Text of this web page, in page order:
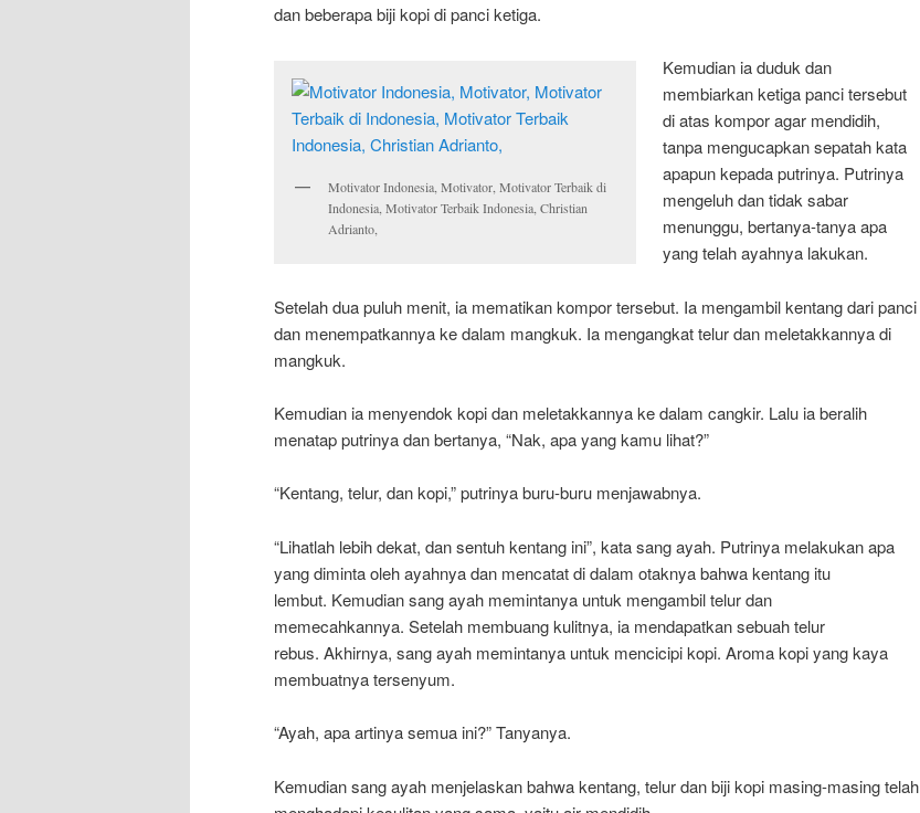
dan beberapa biji kopi di panci ketiga.
Motivator Indonesia, Motivator, Motivator Terbaik di
Indonesia, Motivator Terbaik Indonesia, Christian
Adrianto,
Kemudian ia duduk dan
membiarkan ketiga panci tersebut
di atas kompor agar mendidih,
tanpa mengucapkan sepatah kata
apapun kepada putrinya. Putrinya
mengeluh dan tidak sabar
menunggu, bertanya-tanya apa
yang telah ayahnya lakukan.
Setelah dua puluh menit, ia mematikan kompor tersebut. Ia mengambil kentang dari panci
dan menempatkannya ke dalam mangkuk. Ia mengangkat telur dan meletakkannya di
mangkuk.
Kemudian ia menyendok kopi dan meletakkannya ke dalam cangkir. Lalu ia beralih
menatap putrinya dan bertanya, “Nak, apa yang kamu lihat?”
“Kentang, telur, dan kopi,” putrinya buru-buru menjawabnya.
“Lihatlah lebih dekat, dan sentuh kentang ini”, kata sang ayah. Putrinya melakukan apa
yang diminta oleh ayahnya dan mencatat di dalam otaknya bahwa kentang itu
lembut. Kemudian sang ayah memintanya untuk mengambil telur dan
memecahkannya. Setelah membuang kulitnya, ia mendapatkan sebuah telur
rebus. Akhirnya, sang ayah memintanya untuk mencicipi kopi. Aroma kopi yang kaya
membuatnya tersenyum.
“Ayah, apa artinya semua ini?” Tanyanya.
Kemudian sang ayah menjelaskan bahwa kentang, telur dan biji kopi masing-masing telah